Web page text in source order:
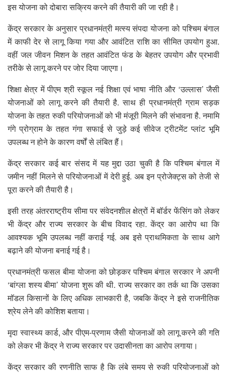
इस योजना को दोबारा सक्रिय करने की तैयारी की जा रही है।
केंद्र सरकार के अनुसार प्रधानमंत्री मत्स्य संपदा योजना को पश्चिम बंगाल
में काफी देर से लागू किया गया और आवंटित राशि का सीमित उपयोग हुआ.
वहीं जल जीवन मिशन के तहत आवंटित फंड के बेहतर उपयोग और प्रभावी
तरीके से लागू करने पर जोर दिया जाएगा।
शिक्षा क्षेत्र में पीएम श्री स्कूल नई शिक्षा एवं भाषा नीति और ‘उल्लास’ जैसी
योजनाओं को लागू करने की तैयारी है. साथ ही प्रधानमंत्री ग्राम सड़क
योजना के तहत रुकी परियोजनाओं को भी मंजूरी मिलने की संभावना है. नमामि
गंगे प्रोग्राम के तहत गंगा सफाई से जुड़े कई सीवेज ट्रीटमेंट प्लांट भूमि
उपलब्ध न होने के कारण वर्षों से लंबित हैं।
केंद्र सरकार कई बार संसद में यह मुद्दा उठा चुकी है कि पश्चिम बंगाल में
जमीन नहीं मिलने से परियोजनाओं में देरी हुई. अब इन प्रोजेक्ट्स को तेजी से
पूरा करने की तैयारी है।
इसी तरह अंतरराष्ट्रीय सीमा पर संवेदनशील क्षेत्रों में बॉर्डर फेंसिंग को लेकर
भी केंद्र और राज्य सरकार के बीच विवाद रहा. केंद्र का आरोप था कि
आवश्यक भूमि उपलब्ध नहीं कराई गई. अब इसे प्राथमिकता के साथ आगे
बढ़ाने की योजना बनाई गई है।
प्रधानमंत्री फसल बीमा योजना को छोड़कर पश्चिम बंगाल सरकार ने अपनी
‘बांग्ला शस्य बीमा’ योजना शुरू की थी. राज्य सरकार का तर्क था कि उसका
मॉडल किसानों के लिए अधिक लाभकारी है, जबकि केंद्र ने इसे राजनीतिक
श्रेय लेने की कोशिश बताया।
मृदा स्वास्थ्य कार्ड, और पीएम-प्रणाम जैसी योजनाओं को लागू करने की गति
को लेकर भी केंद्र ने राज्य सरकार पर उदासीनता का आरोप लगाया।
केंद्र सरकार की रणनीति साफ है कि लंबे समय से रुकी परियोजनाओं को